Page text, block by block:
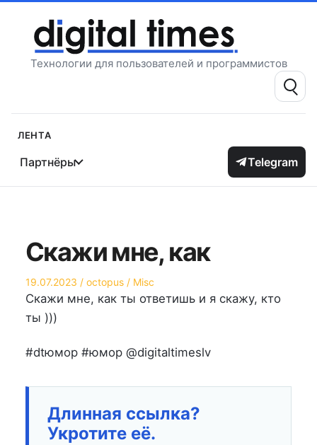
содержимому
Технологии для пользователей и программистов
Поиск:
Лента
Партнёры Telegram
Скажи мне, как
Опубликовано
на
19.07.2023 Автор
octopus
Опубликовано
в
Misc
Скажи мне, как ты ответишь и я скажу, кто
ты )))
#dtюмор #юмор @digitaltimeslv
Длинная ссылка?
Укротите её.